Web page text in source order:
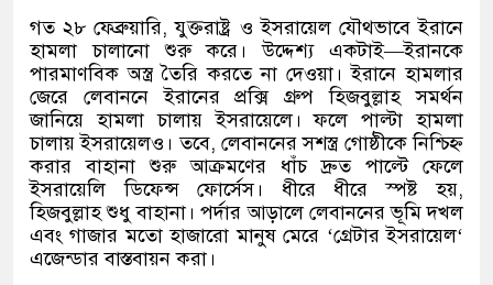
গত ২৮ ফেব্রুয়ারি,যুক্তরাষ্ট্র ও ইসরায়েল যৌথভাবে ইরানে
হামলা চালানো শুরু করে। উদ্দেশ্য একটাই—ইরানকে
পারমাণবিক অস্ত্র তৈরি করতে না দেওয়া। ইরানে হামলার
জেরে লেবাননে ইরানের প্রক্সি গ্রুপ হিজবুল্লাহ সমর্থন
জানিয়ে হামলা চালায় ইসরায়েলে। ফলে পাল্টা হামলা
চালায় ইসরায়েলও। তবে,লেবাননের সশস্ত্র গোষ্ঠীকে নিশ্চিহ্ন
করার বাহানা শুরু আক্রমণের ধাঁচ দ্রুত পাল্টে ফেলে
ইসরায়েলি ডিফেন্স ফোর্সেস। ধীরে ধীরে স্পষ্ট হয়,
হিজবুল্লাহ শুধু বাহানা। পর্দার আড়ালে লেবাননের ভূমি দখল
এবং গাজার মতো হাজারো মানুষ মেরে ‘গ্রেটার ইসরায়েল‘
এজেন্ডার বাস্তবায়ন করা।